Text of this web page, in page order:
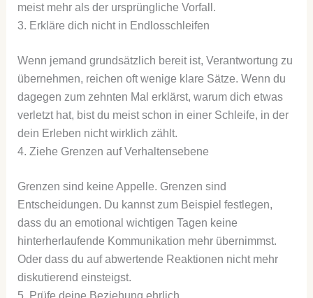
meist mehr als der ursprüngliche Vorfall.
3. Erkläre dich nicht in Endlosschleifen
Wenn jemand grundsätzlich bereit ist, Verantwortung zu
übernehmen, reichen oft wenige klare Sätze. Wenn du
dagegen zum zehnten Mal erklärst, warum dich etwas
verletzt hat, bist du meist schon in einer Schleife, in der
dein Erleben nicht wirklich zählt.
4. Ziehe Grenzen auf Verhaltensebene
Grenzen sind keine Appelle. Grenzen sind
Entscheidungen. Du kannst zum Beispiel festlegen,
dass du an emotional wichtigen Tagen keine
hinterherlaufende Kommunikation mehr übernimmst.
Oder dass du auf abwertende Reaktionen nicht mehr
diskutierend einsteigst.
5. Prüfe deine Beziehung ehrlich